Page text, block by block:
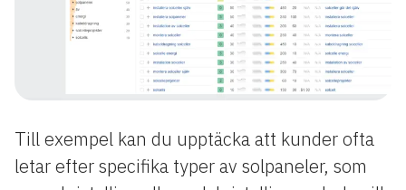
Till exempel kan du upptäcka att kunder ofta
letar efter specifika typer av solpaneler, som